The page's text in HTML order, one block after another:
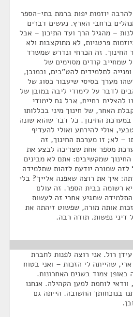
יוזמות יפות ברמת בתי-הספר
ברחבי הארץ. נעשים דברים
– מהגיל הרך ועד התיכון – אבל
פרטניות, לא מתוקצבות ולא
זה הכרחי ונדרש שמשרד
שמחייב קודים מסוימים של
לתלמידים להט"בים, וכמובן,
מערך בסיסי שיעבור כסוג של
לדבר על לימודי ליבה במובן של
להצליח בחיים, אבל גם לימודי
האחר, של חינוך מיני בכללותו
החינוך. כל דבר שהוא שונה
אולי להירתע ואולי להעדיף
– לא; זו מערכת החינוך, זה
מספר אחת שצריכה לבצע את
שמקשיבים: אתם לא מבינים
לזה שמורה יודעת לזהות שתלמידה
איך את רוצה שאפנה אלייך? בלי
רשומה בבית הספר. זה עולם
התלמידה שתגיע אחרי זה לעשות
אותה מורה, שפשוט זיהתה את
דיני נפשות. תודה רבה.
רול. אני רוצה לפנות לחברת
שהייתה לי הזכות – ואני בטוח
צמוד בשנים האחרונות.
לוחמת למען הקהילה. אנחנו
בנוכחותך החשובה. הייתה גם